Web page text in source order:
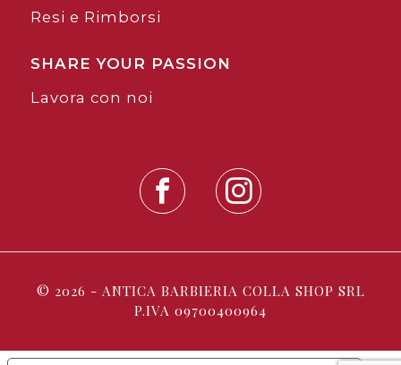
Resi e Rimborsi
SHARE YOUR PASSION
Lavora con noi
© 2026 - ANTICA BARBIERIA COLLA SHOP SRL
P.IVA 09700400964